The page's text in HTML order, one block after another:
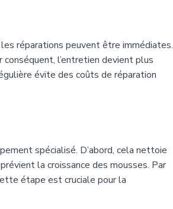
réparations peuvent être immédiates.
l’entretien devient plus
évite des coûts de réparation
spécialisé. D’abord, cela nettoie
la croissance des mousses. Par
étape est cruciale pour la